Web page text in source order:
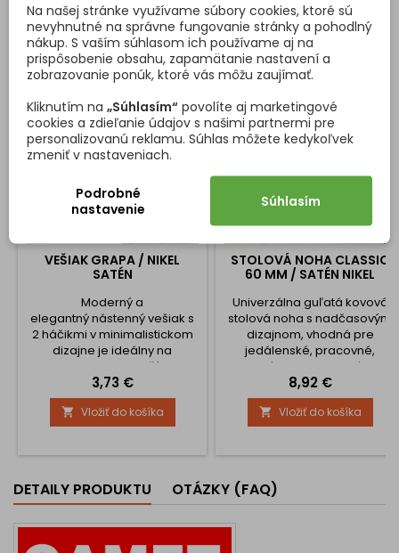
TIEŽ:
VEŠIAK GRAPA / NIKEL
SATÉN
Moderný a
elegantný nástenný vešiak s
2 háčikmi v minimalistickom
dizajne je ideálny na
odkladanie menších
predmetov, ako sú kľúče,
šatky, uteráky, tašky či
doplnky. Vďaka svojmu
kompaktnému prevedeniu a
kancelárie, kuchyne alebo
Vlastnosti: ✅ 2 funkčné
háčiky –...
Cena
3,73 €
 Vložiť do košíka
STOLOVÁ NOHA CLASSIC
60 MM / SATÉN NIKEL
Univerzálna guľatá kovová
stolová noha s nadčasovým
dizajnom, vhodná pre
jedálenské, pracovné,
barové alebo kancelárske
stoly. Vďaka výškovej
rektifikácii až do 30 mm je
ideálna aj na nerovné
podlahy. Pevná kovová
📏 Dostupné výšky: 710 mm –
pre klasické jedálenské
Cena
8,92 €
 Vložiť do košíka
DETAILY PRODUKTU OTÁZKY (FAQ)
Na našej stránke využívame súbory cookies, ktoré sú
nevyhnutné na správne fungovanie stránky a pohodlný
nákup. S vaším súhlasom ich používame aj na
prispôsobenie obsahu, zapamätanie nastavení a
zobrazovanie ponúk, ktoré vás môžu zaujímať.
Kliknutím na „Súhlasím“ povolíte aj marketingové
cookies a zdieľanie údajov s našimi partnermi pre
personalizovanú reklamu. Súhlas môžete kedykoľvek
zmeniť v nastaveniach.
Podrobné
nastavenie
Súhlasím